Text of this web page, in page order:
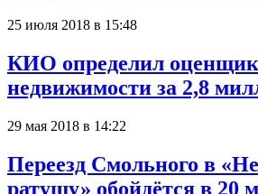
25 июля 2018 в 15:48
КИО определил
недвижимости за 2,8
29 мая 2018 в 14:22
Переезд Смольного в
ратушу» обойдётся в 20